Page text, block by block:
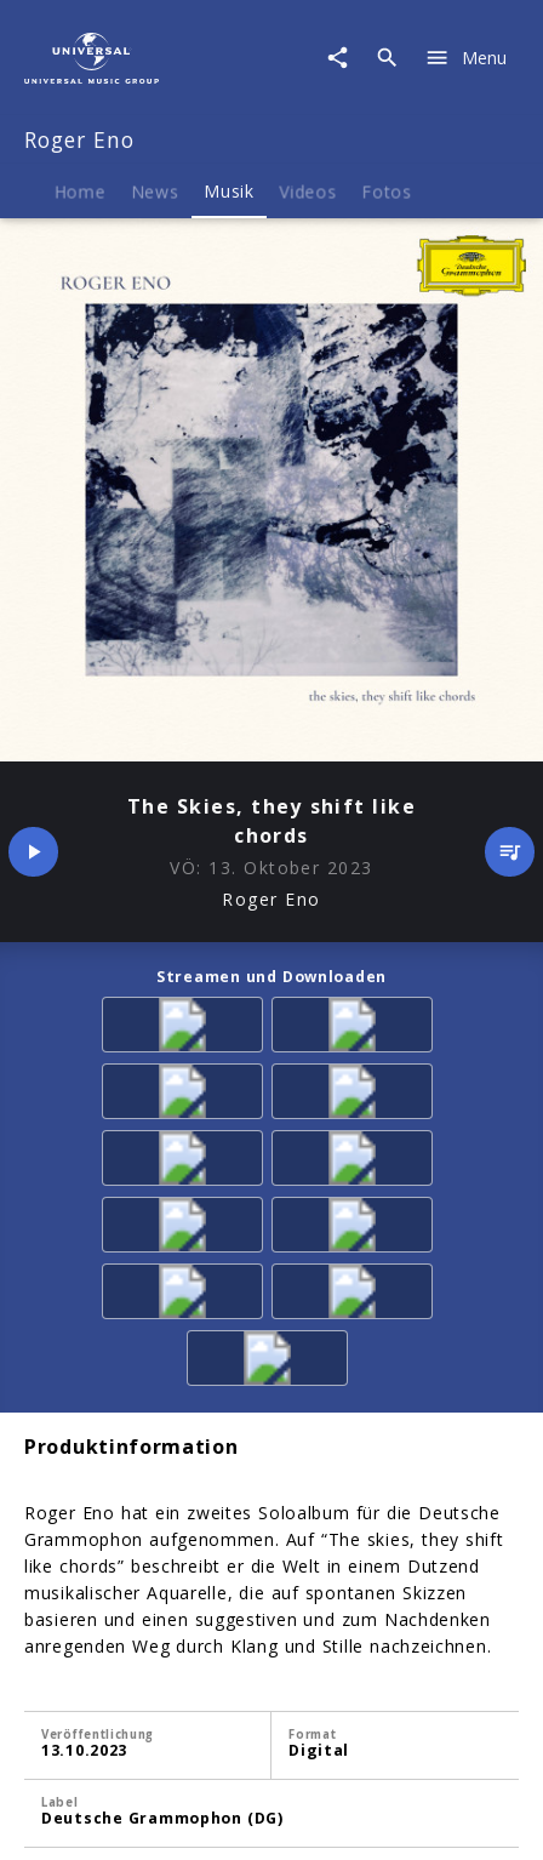
Musik
The
shift
Menu
Roger Eno
Home News Musik Videos Fotos
The Skies, they shift like
chords
VÖ: 13. Oktober 2023
Roger Eno
Streamen und Downloaden
Produktinformation
Roger Eno hat ein zweites Soloalbum für die Deutsche
Grammophon aufgenommen. Auf “The skies, they shift
like chords” beschreibt er die Welt in einem Dutzend
musikalischer Aquarelle, die auf spontanen Skizzen
basieren und einen suggestiven und zum Nachdenken
anregenden Weg durch Klang und Stille nachzeichnen.
Veröffentlichung
13.10.2023
Format
Digital
Label
Deutsche Grammophon (DG)